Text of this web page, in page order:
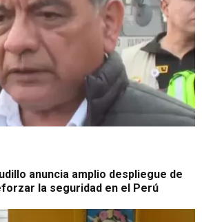
anuncia amplio despliegue de
la seguridad en el Perú